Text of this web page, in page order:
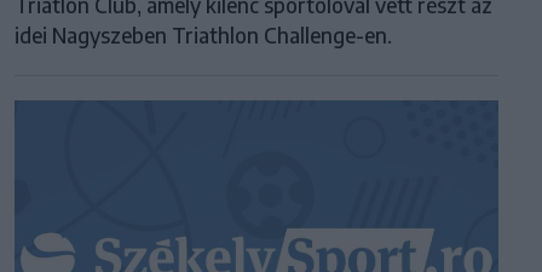
idei Nagyszeben Triathlon Challenge-en.